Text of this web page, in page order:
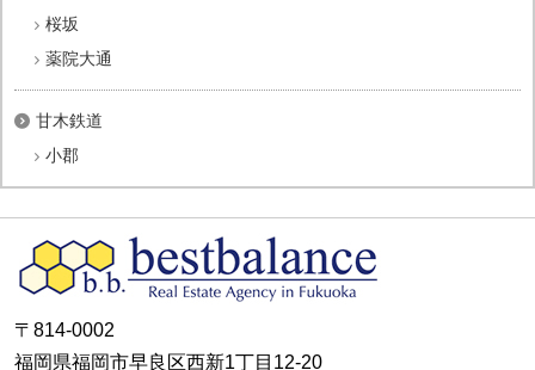
桜坂
薬院大通
甘木鉄道
小郡
〒814-0002
福岡県福岡市早良区西新1丁目12-20